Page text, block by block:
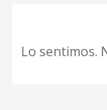
Lo sentimos.